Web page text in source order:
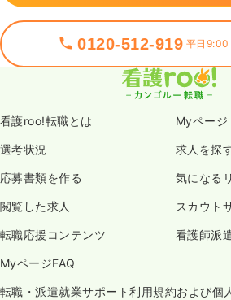
気になる
日勤のみ（パート）
時間
（休憩45分）
ブランク可
0120-512-919 平日
看護roo!転職とは Myページ
選考状況 求人を探
応募書類を作る 気になる
閲覧した求人 スカウト
転職応援コンテンツ 看護師派
MyページFAQ
転職・派遣就業サポート利用規約および個